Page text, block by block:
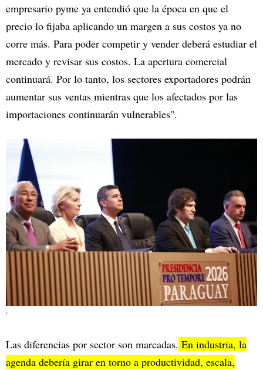
empresario pyme ya entendió que la época en que el
precio lo fijaba aplicando un margen a sus costos ya no
corre más. Para poder competir y vender deberá estudiar el
mercado y revisar sus costos. La apertura comercial
continuará. Por lo tanto, los sectores exportadores podrán
aumentar sus ventas mientras que los afectados por las
importaciones continuarán vulnerables".
r
Las diferencias por sector son marcadas. En industria, la
agenda debería girar en torno a productividad, escala,